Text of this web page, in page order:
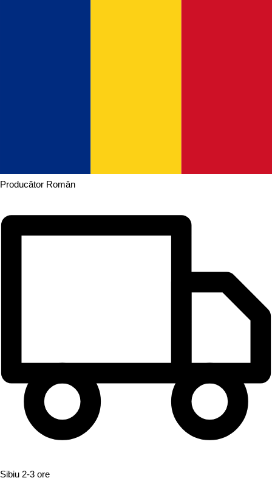
Producător Român
Sibiu 2-3 ore